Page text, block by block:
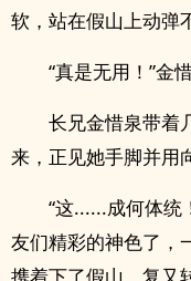
软，站在假山上动弹
“真是无用！”金
长兄金惜泉带着
来，正见她手脚并用
“这......成何体统
友们精彩的神色了，